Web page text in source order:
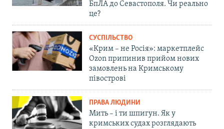
БпЛА до Севастополя. Чи реально
це?
СУСПІЛЬСТВО
«Крим – не Росія»: маркетплейс
Ozon припинив прийом нових
замовлень на Кримському
півострові
ПРАВА ЛЮДИНИ
Мить – і ти шпигун. Як у
кримських судах розглядають